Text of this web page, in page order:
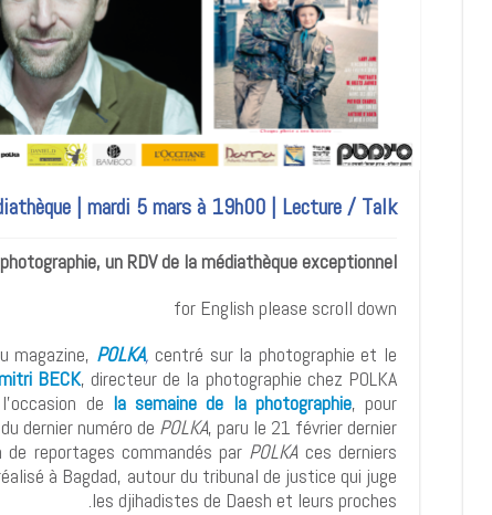
| mardi 5 mars à 19h00 | Lecture / Talk
un RDV de la médiathèque exceptionnel !
for English please scroll down
magazine, POLKA, centré sur la photographie et le
BECK, directeur de la photographie chez POLKA
de la semaine de la photographie, pour
dernier numéro de POLKA, paru le 21 février dernier.
reportages commandés par POLKAces derniers
à Bagdad, autour du tribunal de justice qui juge
les djihadistes de Daesh et leurs proches.